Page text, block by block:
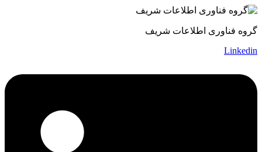
گروه فناوری اطلاعات شریف
Linkedin